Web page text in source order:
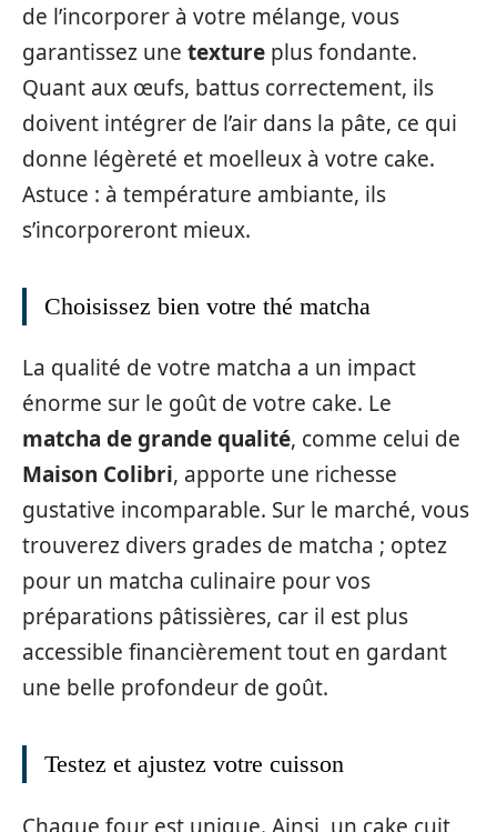
de l’incorporer à votre mélange, vous
garantissez une texture plus fondante.
Quant aux œufs, battus correctement, ils
doivent intégrer de l’air dans la pâte, ce qui
donne légèreté et moelleux à votre cake.
Astuce : à température ambiante, ils
s’incorporeront mieux.
Choisissez bien votre thé matcha
La qualité de votre matcha a un impact
énorme sur le goût de votre cake. Le
matcha de grande qualité, comme celui de
Maison Colibri, apporte une richesse
gustative incomparable. Sur le marché, vous
trouverez divers grades de matcha ; optez
pour un matcha culinaire pour vos
préparations pâtissières, car il est plus
accessible financièrement tout en gardant
une belle profondeur de goût.
Testez et ajustez votre cuisson
Chaque four est unique. Ainsi, un cake cuit